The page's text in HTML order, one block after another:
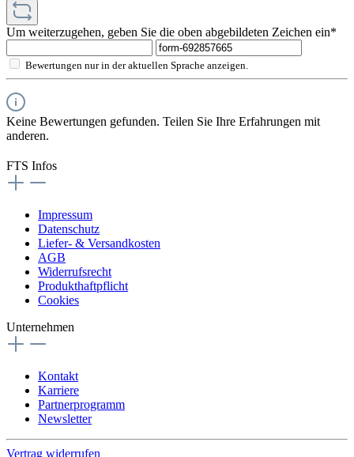
Um weiterzugehen, geben Sie die oben abgebildeten Zeichen ein*
Bewertungen nur in der aktuellen Sprache anzeigen.
Keine Bewertungen gefunden. Teilen Sie Ihre Erfahrungen mit
anderen.
FTS Infos
Impressum
Datenschutz
Liefer- & Versandkosten
AGB
Widerrufsrecht
Produkthaftpflicht
Cookies
Unternehmen
Kontakt
Karriere
Partnerprogramm
Newsletter
Vertrag widerrufen